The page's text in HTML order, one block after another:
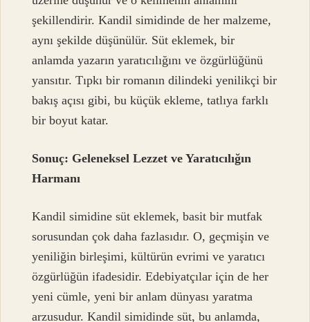
şekillendirir. Kandil simidinde de her malzeme,
aynı şekilde düşünülür. Süt eklemek, bir
anlamda yazarın yaratıcılığını ve özgürlüğünü
yansıtır. Tıpkı bir romanın dilindeki yenilikçi bir
bakış açısı gibi, bu küçük ekleme, tatlıya farklı
bir boyut katar.
Sonuç: Geleneksel Lezzet ve Yaratıcılığın
Harmanı
Kandil simidine süt eklemek, basit bir mutfak
sorusundan çok daha fazlasıdır. O, geçmişin ve
yeniliğin birleşimi, kültürün evrimi ve yaratıcı
özgürlüğün ifadesidir. Edebiyatçılar için de her
yeni cümle, yeni bir anlam dünyası yaratma
arzusudur. Kandil simidinde süt, bu anlamda,